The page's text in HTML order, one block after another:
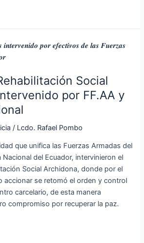
Social
por FF.AA y
/ Lcdo. Rafael Pombo
que unifica las Fuerzas Armadas del
Nacional del Ecuador, intervinieron el
Social Archidona, donde por el
accionar se retomó el orden y control
carcelario, de esta manera
compromiso por recuperar la paz.